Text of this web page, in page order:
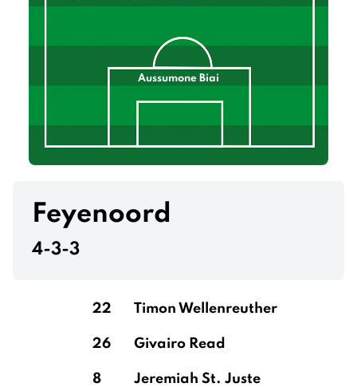
Aussumone Biai
Feyenoord
4-3-3
22 Timon Wellenreuther
26 Givairo Read
8 Jeremiah St. Juste